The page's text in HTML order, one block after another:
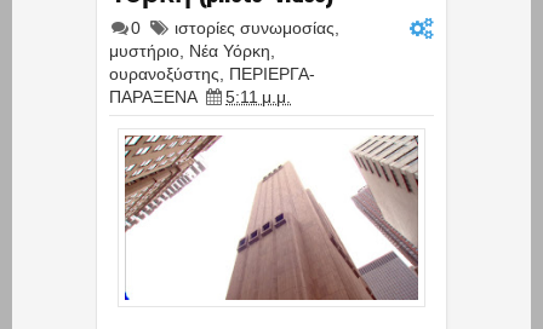
0 ιστορίες συνωμοσίας
μυστήριο Νέα Υόρκη
ουρανοξύστης
ΠΕΡΙΕΡΓΑ-
ΠΑΡΑΞΕΝΑ
5:11 μ.μ.